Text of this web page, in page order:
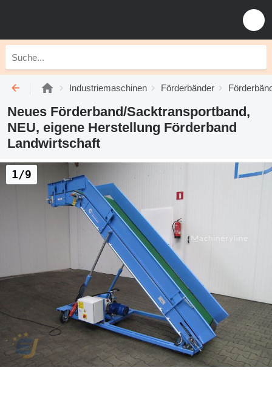
Industriemaschinen Förderbänder
Neues Förderband/Sacktransportband,
NEU, eigene Herstellung Förderband
Landwirtschaft
1/9